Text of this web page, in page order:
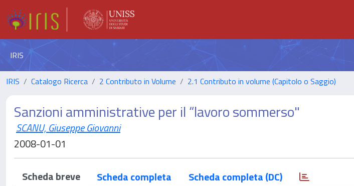
IRIS
IRIS Catalogo Ricerca 2 Contributo in Volume 2.1 Contributo in volume (Capitolo o Saggio)
Sanzioni amministrative per il “lavoro sommerso"
SCANU, Giuseppe Giovanni
2008-01-01
Scheda breve Scheda completa Scheda completa (DC)